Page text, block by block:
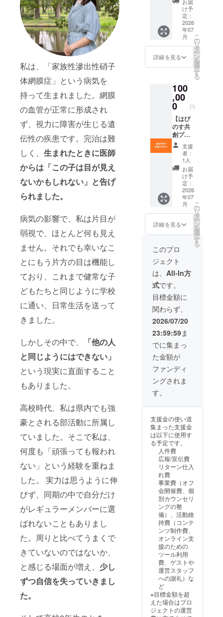
私は、「家族性滲出性硝子
体網膜症」という病気を
持って生まれました。網膜
の血管が正常に形成され
ず、視力に障害が生じる遺
伝性の疾患です。完治は難
しく、 生まれたときに医師
からは「この子は目が見え
ないかもしれない」と告げ
られました。
病気の影響で、私は片目が
弱視で、ほとんど何も見え
ません。それでも幸いなこ
とにもう片方の目は機能し
ており、これまで健常な子
どもたちと同じように学校
に通い、日常生活を送って
きました。
しかしその中で、
「他の人
と同じようにはできない」
という現実に直面すること
もありました。
高校時代、私は県内でも強
豪とされる部活動に所属し
ていました。そこで私は、
何度も「頑張っても報われ
ない」という経験を重ねま
した。 実力は思うように伸
びず、同期の中で自分だけ
がレギュラーメンバーに選
ばれないこともありまし
た。周りと比べてうまくで
きていないのではないか、
と感じる場面が増え、 少し
ずつ自信を失っていきまし
た。
はぴの
すサ
ポー
ターに
任命
（web
サイト
す）※任
意
★web
サイト
へのお
名前掲
載につ
いて ・
掲載期
間：事
業が存
続する
限り掲
載。 ・
掲載方
法：お
名前掲
載（個
名・団
やロゴ
掲載が
できま
す。 ・
掲載サ
イズ：
webサ
イト内
ポー
ター一
覧」
ページ
に掲載
しま
す。ロ
望の場
合は、
他掲載
者との
バラン
スを考
慮した
サイズ
で掲載
しま
す。 ※
ご支援
時、備
考欄に
掲載を
希望さ
れるお
名前
（個人
名・企
業名・
団体
名）を
ご記入
くださ
い。掲
載を希
ど、一
名さま
の参加
が可能
です。
ご参加
は任意
・活動
報告会
への招
待
（2027
年2月
頃、オ
ンライ
ンで開
催） ・
はぴの
すサ
ポー
ターに
任命
（web
サイト
にお名
す）※任
意 ・堀
場睦未
or児玉
萌花 オ
ンライ
ン1on1
45分
（希望
制）
★web
サイト
へのお
名前掲
載につ
いて ・
掲載期
間：事
限り掲
載。 ・
掲載方
法：お
名前掲
載（個
人名・
企業
名・団
体名）
やロゴ
掲載が
できま
す。 ・
掲載サ
イズ：
webサ
イト内
「サ
ポー
ター一
覧」
ページ
に掲載
しま
す。ロ
ゴ掲載
報告レ
ポート
（PDF
） ・デ
ジタル
支援証
明書 ・
中高生
の方
「はぴ
のす」3
か月参
加券を
プレゼ
ント。
（お子
さん
や、知
り合い
の方な
ど、一
名さま
の参加
が可能
です。
ご参加
は任意
となり
ま
す。）
中高
生： ・
活動報
告会へ
の招待
（2027
年2月
頃、オ
ンライ
ンで開
催） ・
はびの
すサ
ポー
ターに
任命
（web
前を掲
す）※任
意 ・椎
名雄一
さんカ
ウンセ
リング
（90
望制
★web
サイト
へのお
名前掲
載につ
いて ・
掲載期
間：事
業が存
続する
限り掲
載。 ・
法：お
名前掲
載（個
け予
定：
2026
年07
月
詳細を見る
こ
の
リ
タ
ー
ン
を
選
択
す
る
100
,00
0 円
【はぴ
のす共
創プラ
ン】 ・
お礼
メール
・活動
報告レ
ポート
（PDF
） ・デ
ジタル
支援証
明書 ・
中高生
の方
へ。
「はぴ
のす」3
か月参
加券を
プレゼ
ント。
（お子
さん
や、知
り合い
の方な
ど、一
名さま
の参加
が可能
です。
ご参加
ま
・活動
報告会
への招
待
（2027
年2月
頃、オ
ンで開
催） ・
はびの
すサ
ポー
ターに
任命
（web
サイト
にお名
前を掲
載しま
す）※任
「はぴ
のすの
あゆ
支援
者：
1人
お届
け予
定：
2026
年07
月
詳細を見る
こ
の
リ
タ
ー
ン
を
選
択
す
る
このプロ
ジェクト
は、 All-In方
式です。
目標金額に
関わらず、
2026/07/20
23:59:59ま
でに集まっ
た金額が
ファンディ
ングされま
す。
支援金の使い道
集まった支援金
は以下に使用す
る予定です。
人件費
広報/宣伝費
リターン仕入
れ費
事業費（オフ
会開催費、個
別カウンセリ
ングの整
備）、活動維
持費（コンテ
ンツ制作費、
オンライン支
援のための
ツール利用
費、ゲストや
運営スタッフ
への謝礼）な
ど
※目標金額を超
えた場合はプロ
ジェクトの運営